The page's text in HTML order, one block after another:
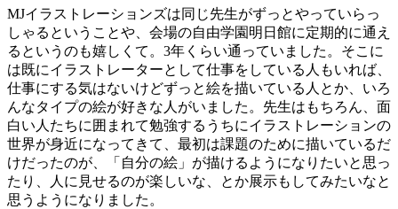
MJイラストレーションズは同じ先生がずっとやっていらっ
しゃるということや、会場の自由学園明日館に定期的に通え
るというのも嬉しくて。3年くらい通っていました。そこに
は既にイラストレーターとして仕事をしている人もいれば、
仕事にする気はないけどずっと絵を描いている人とか、いろ
んなタイプの絵が好きな人がいました。先生はもちろん、面
白い人たちに囲まれて勉強するうちにイラストレーションの
世界が身近になってきて、最初は課題のために描いているだ
けだったのが、「自分の絵」が描けるようになりたいと思っ
たり、人に見せるのが楽しいな、とか展示もしてみたいなと
思うようになりました。